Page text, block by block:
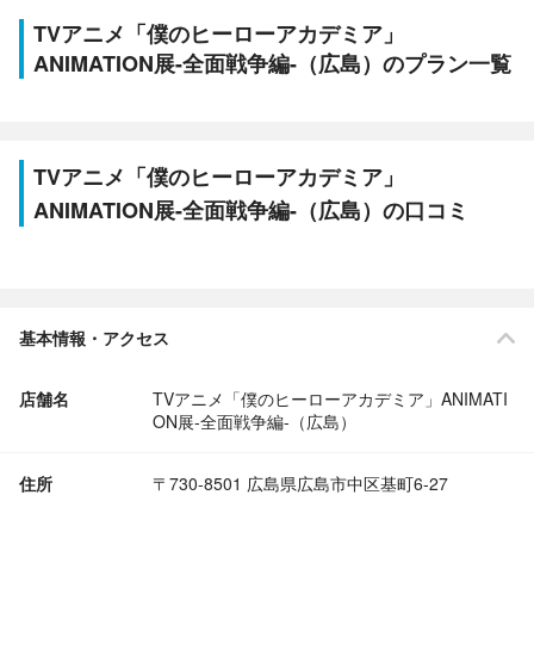
TVアニメ「僕のヒーローアカデミア」
ANIMATION展-全面戦争編-（広島）のプラン一覧
TVアニメ「僕のヒーローアカデミア」
ANIMATION展-全面戦争編-（広島）の口コミ
基本情報・アクセス
店舗名
TVアニメ「僕のヒーローアカデミア」ANIMATI
ON展-全面戦争編-（広島）
住所 〒730-8501 広島県広島市中区基町6-27